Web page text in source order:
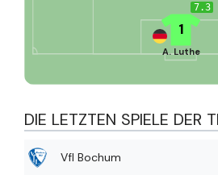
7.3
1
A. Luthe
DIE LETZTEN SPIELE DER
Vfl Bochum